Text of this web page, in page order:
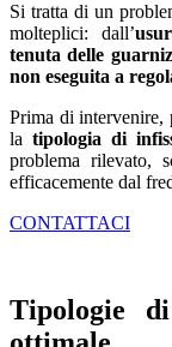
Si tratta di un
molteplici: dall’
tenuta delle
non eseguita a
Prima di intervenire,
la tipologia di
problema rilevato,
efficacemente dal
CONTATTACI
Tipologie